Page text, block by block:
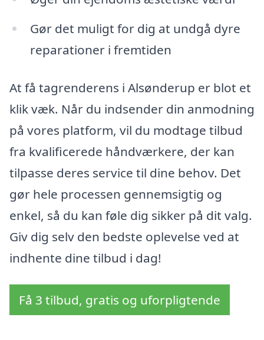
Gør det muligt for dig at undgå dyre
reparationer i fremtiden
At få tagrenderens i Alsønderup er blot et
klik væk. Når du indsender din anmodning
på vores platform, vil du modtage tilbud
fra kvalificerede håndværkere, der kan
tilpasse deres service til dine behov. Det
gør hele processen gennemsigtig og
enkel, så du kan føle dig sikker på dit valg.
Giv dig selv den bedste oplevelse ved at
indhente dine tilbud i dag!
Få 3 tilbud, gratis og uforpligtende